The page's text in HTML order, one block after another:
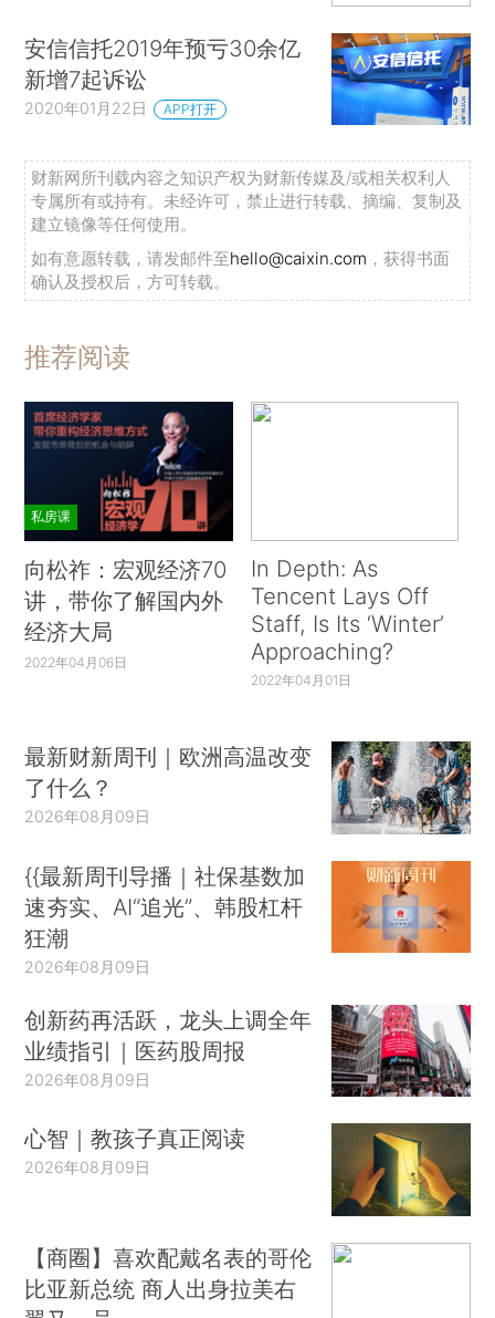
安信信托2019年预亏30余亿
新增7起诉讼
2020年01月22日 APP打开
财新网所刊载内容之知识产权为财新传媒及/或相关权利人
专属所有或持有。未经许可，禁止进行转载、摘编、复制及
建立镜像等任何使用。
如有意愿转载，请发邮件至hello@caixin.com ，获得书面
确认及授权后，方可转载。
推荐阅读
私房课
向松祚：宏观经济70
讲，带你了解国内外
经济大局
2022年04月06日
In Depth: As
Tencent Lays Off
Staff, Is Its ‘Winter’
Approaching?
2022年04月01日
最新财新周刊｜欧洲高温改变
了什么？
2026年08月09日
{{最新周刊导播｜社保基数加
速夯实、AI“追光”、韩股杠杆
狂潮
2026年08月09日
创新药再活跃，龙头上调全年
业绩指引｜医药股周报
2026年08月09日
心智｜教孩子真正阅读
2026年08月09日
【商圈】喜欢配戴名表的哥伦
比亚新总统 商人出身拉美右